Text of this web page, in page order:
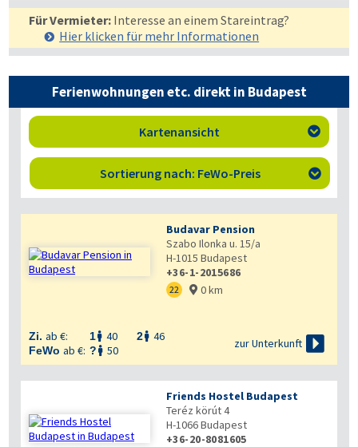
Für Vermieter: Interesse an einem Stareintrag?
Hier klicken für mehr Informationen
Ferienwohnungen etc. direkt in Budapest
Kartenansicht 
Sortierung nach: FeWo-Preis 
Budavar Pension
Szabo Ilonka u. 15/a
H-1015 Budapest
+36-1-2015686
22  0 km
Zi. ab €: 1 40 2 46
FeWo ab €: ?  50
zur Unterkunft 
Friends Hostel Budapest
Teréz körút 4
H-1066Budapest
+36-20-8081605